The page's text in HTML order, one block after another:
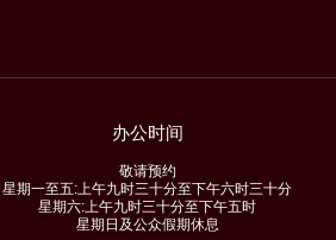
办公时间
敬请预约
星期一至五:上午九时三十分至下午六时三十分
星期六:上午九时三十分至下午五时
星期日及公众假期休息